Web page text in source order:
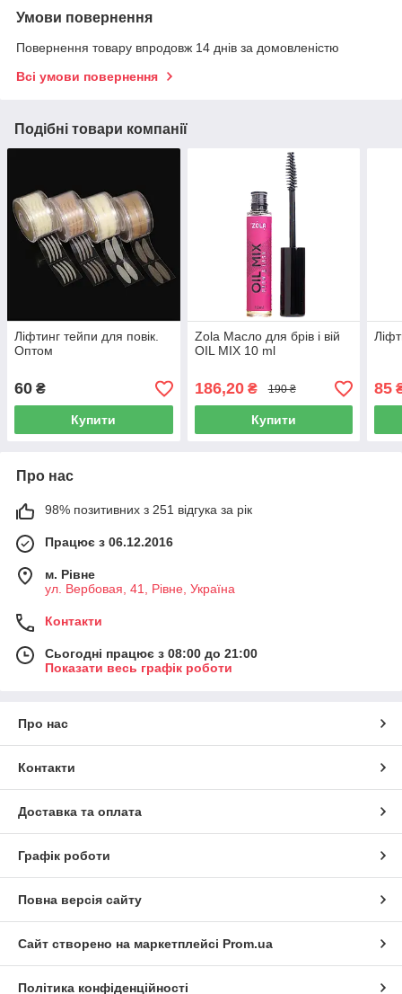
Умови повернення
Повернення товару впродовж 14 днів за домовленістю
Всі умови повернення
Подібні товари компанії
Ліфтинг тейпи для повік.
Оптом
60 ₴
Купити
Zola Масло для брів і вій
OIL MIX 10 ml
186,20₴ 190 ₴
Купити
85
Про нас
98% позитивних з 251 відгука за рік
Працює з 06.12.2016
м. Рівне
ул. Вербовая, 41, Рівне, Україна
Контакти
Сьогодні працює з 08:00 до 21:00
Показати весь графік роботи
Про нас
Контакти
Доставка та оплата
Графік роботи
Повна версія сайту
Сайт створено на маркетплейсі Prom.ua
Політика конфіденційності